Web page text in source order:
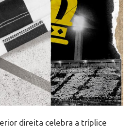
direita celebra a tríplice